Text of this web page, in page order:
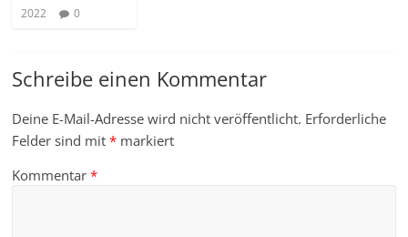
2022
0
Schreibe einen Kommentar
Deine E-Mail-Adresse wird nicht veröffentlicht. Erforderliche
Felder sind mit* markiert
Kommentar*